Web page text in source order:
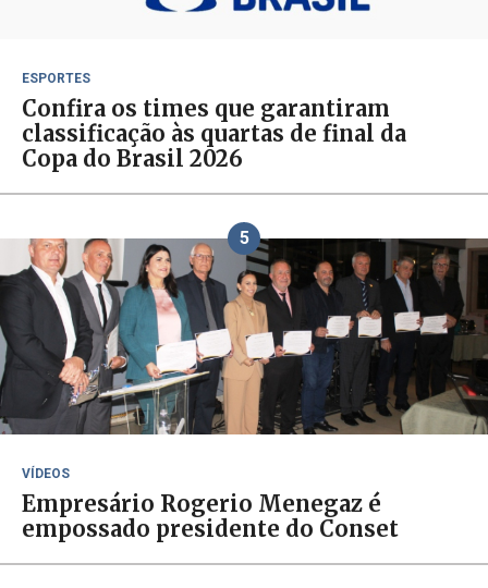
ESPORTES
Confira os times que garantiram
classificação às quartas de final da
Copa do Brasil 2026
5
VÍDEOS
Empresário Rogerio Menegaz é
empossado presidente do Conset